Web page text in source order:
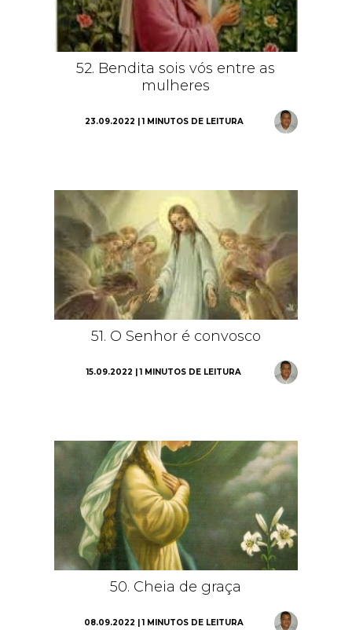
52. Bendita sois vós entre as
mulheres
23.09.2022 | 1 MINUTOS DE LEITURA
51. O Senhor é convosco
15.09.2022 | 1 MINUTOS DE LEITURA
50. Cheia de graça
08.09.2022 | 1 MINUTOS DE LEITURA